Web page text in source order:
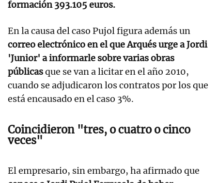
formación 393.105 euros.
En la causa del caso Pujol figura además un
correo electrónico en el que Arqués urge a Jordi
'Junior' a informarle sobre varias obras
públicasque se van a licitar en el año 2010,
cuando se adjudicaron los contratos por los que
está encausado en el caso 3%.
Coincidieron "tres, o cuatro o cinco
veces"
El empresario, sin embargo, ha afirmado que